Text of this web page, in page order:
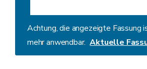
Achtung, die angezeigte Fassung
mehr anwendbar. Aktuelle